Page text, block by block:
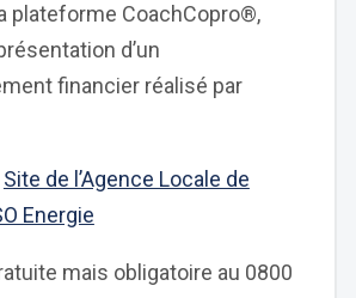
plateforme CoachCopro®,
d’un
financier réalisé par
Site de l’Agence Locale de
Energie
mais obligatoire au 0800